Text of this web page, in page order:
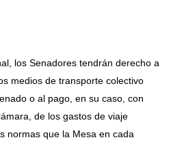
los Senadores tendrán derecho a
medios de transporte colectivo
o al pago, en su caso, con
de los gastos de viaje
normas que la Mesa en cada